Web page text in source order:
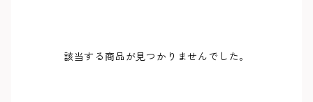
該当する商品が見つかりませんでした。